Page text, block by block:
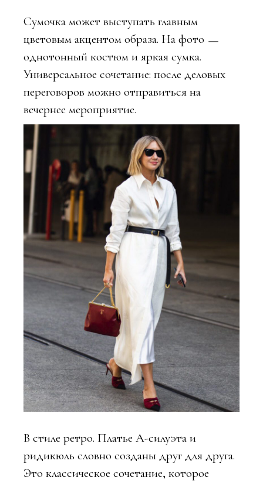
Сумочка может выступать главным
цветовым акцентом образа. На фото ㅡ
однотонный костюм и яркая сумка.
Универсальное сочетание: после деловых
переговоров можно отправиться на
вечернее мероприятие.
В стиле ретро. Платье А-силуэта и
ридикюль словно созданы друг для друга.
Это классическое сочетание, которое